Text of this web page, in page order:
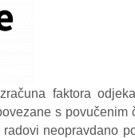
faktora
s povučenim
neopravdano